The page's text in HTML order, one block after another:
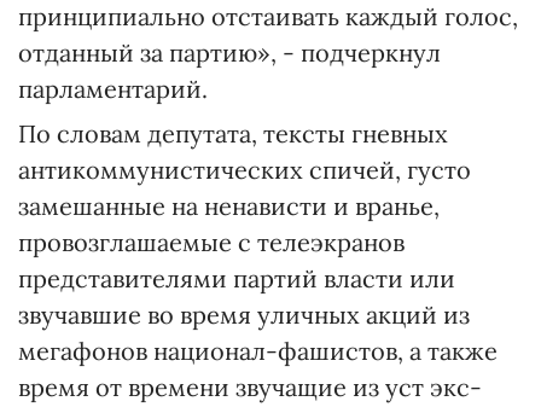
принципиально отстаивать каждый голос,
отданный за партию», - подчеркнул
парламентарий.
По словам депутата, тексты гневных
антикоммунистических спичей, густо
замешанные на ненависти и вранье,
провозглашаемые с телеэкранов
представителями партий власти или
звучавшие во время уличных акций из
мегафонов национал-фашистов, а также
время от времени звучащие из уст экс-